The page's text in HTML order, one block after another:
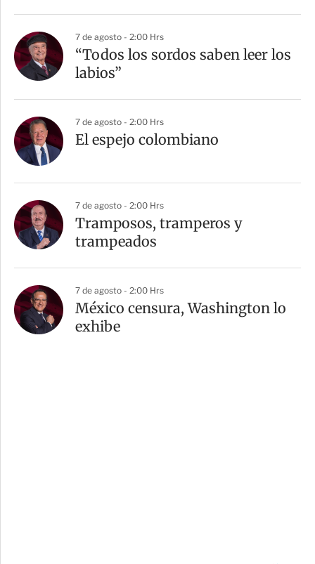
7 de agosto - 2:00 Hrs
“Todos los sordos saben leer los
labios”
7 de agosto - 2:00 Hrs
El espejo colombiano
7 de agosto - 2:00 Hrs
Tramposos, tramperos y
trampeados
7 de agosto - 2:00 Hrs
México censura, Washington lo
exhibe